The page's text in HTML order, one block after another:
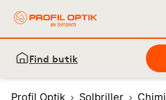
Find butik
Profil Optik Solbriller Chimi